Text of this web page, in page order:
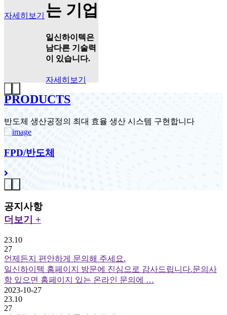
자세히보기
는 기업
일신하이텍 은
남다른 기술력
이 있습니다.
자세히보기
PRODUCTS
반도체 생산공정의 최대 효율 생산 시스템 구현합니다
FPD/반도체
공지사항
더보기 +
23.10
27
언제든지 편안하게 문의해 주세요.
일신하이텍 홈페이지 방문에 진심으로 감사드립니다.문의사
항 있으면 홈페이지 있는 온라인 문의에 …
2023-10-27
23.10
27